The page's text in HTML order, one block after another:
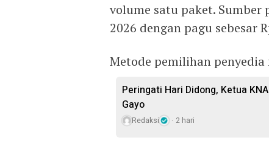
volume satu paket. Sumber
2026 dengan pagu sebesar
Metode pemilihan
Peringati Hari Didong, Ketua
Gayo
Redaksi 2 hari